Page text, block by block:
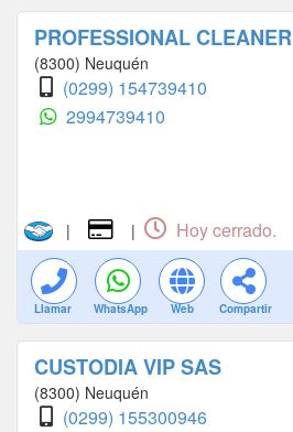
PROFESSIONAL CLEANER
(8300) Neuquén
(0299) 154739410
2994739410
| | Hoy cerrado.
Llamar WhatsApp Web Compartir
CUSTODIA VIP SAS
(8300) Neuquén
(0299) 155300946